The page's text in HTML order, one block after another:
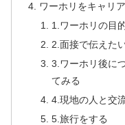
ワーホリをキャリ
1.ワーホリの目
2.面接で伝えた
3.ワーホリ後に
てみる
4.現地の人と交
5.旅行をする